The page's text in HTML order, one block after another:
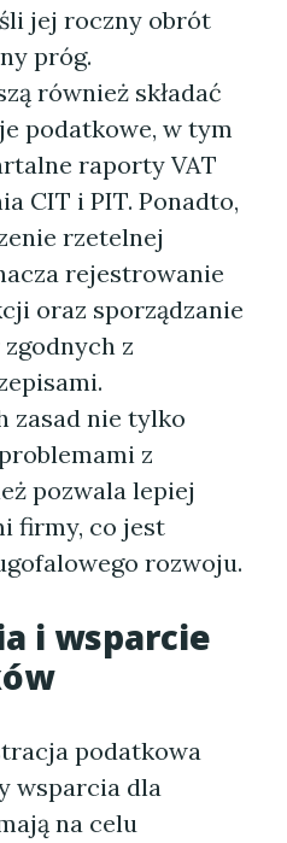
jej roczny obrót
próg.
również składać
podatkowe, w tym
raporty VAT
CIT i PIT. Ponadto,
rzetelnej
rejestrowanie
oraz sporządzanie
z
zasad nie tylko
z
pozwala lepiej
firmy, co jest
rozwoju.
i wsparcie
podatkowa
wsparcia dla
na celu